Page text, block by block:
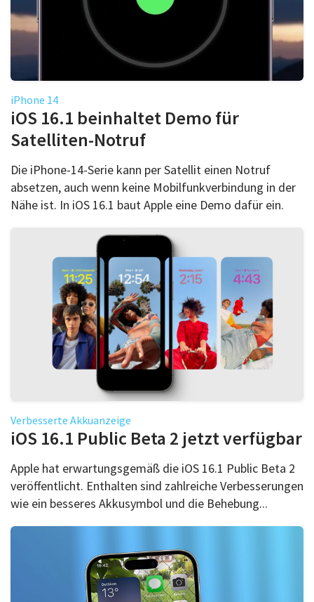
iPhone 14
iOS 16.1 beinhaltet Demo für
Satelliten-Notruf
Die iPhone-14-Serie kann per Satellit einen Notruf
absetzen, auch wenn keine Mobilfunkverbindung in der
Nähe ist. In iOS 16.1 baut Apple eine Demo dafür ein.
Verbesserte Akkuanzeige
iOS 16.1 Public Beta 2 jetzt verfügbar
Apple hat erwartungsgemäß die iOS 16.1 Public Beta 2
veröffentlicht. Enthalten sind zahlreiche Verbesserungen
wie ein besseres Akkusymbol und die Behebung...